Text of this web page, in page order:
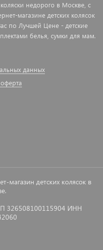
недорого в Москве, с
магазине детских колясок
по Лучшей Цене - детские
белья, сумки для мам.
данных
детских колясок в
326508100115904 ИНН